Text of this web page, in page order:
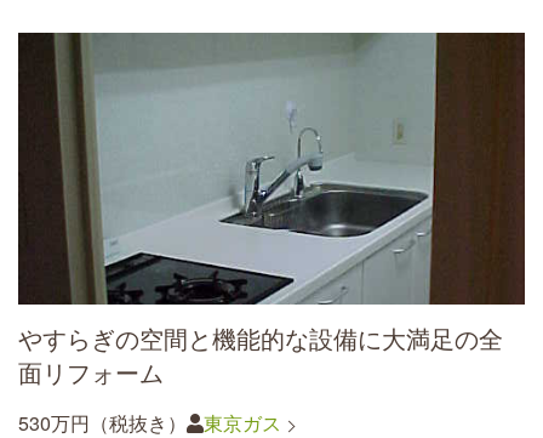
やすらぎの空間と機能的な設備に大満足の全
面リフォーム
530万円（税抜き） 東京ガス